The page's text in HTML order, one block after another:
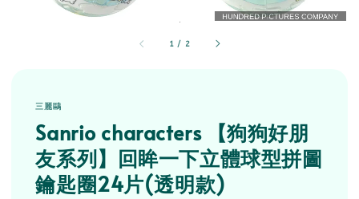
1 / 2
三麗鷗
Sanrio characters 【狗狗好朋
友系列】回眸一下立體球型拼圖
鑰匙圈24片(透明款)